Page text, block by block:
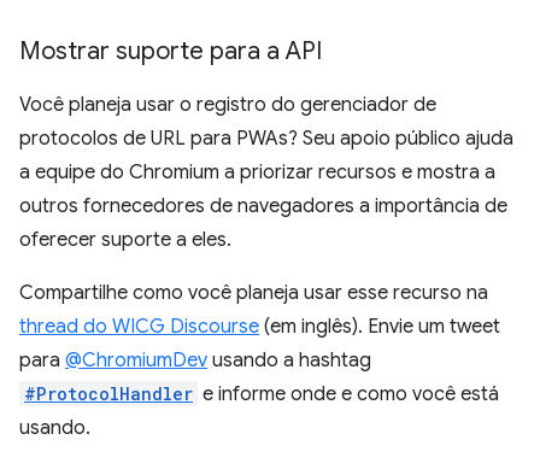
Mostrar suporte para a API
Você planeja usar o registro do gerenciador de
protocolos de URL para PWAs? Seu apoio público ajuda
a equipe do Chromium a priorizar recursos e mostra a
outros fornecedores de navegadores a importância de
oferecer suporte a eles.
Compartilhe como você planeja usar esse recurso na
thread do WICG Discourse (em inglês). Envie um tweet
para @ChromiumDev usando a hashtag
#ProtocolHandler e informe onde e como você está
usando.